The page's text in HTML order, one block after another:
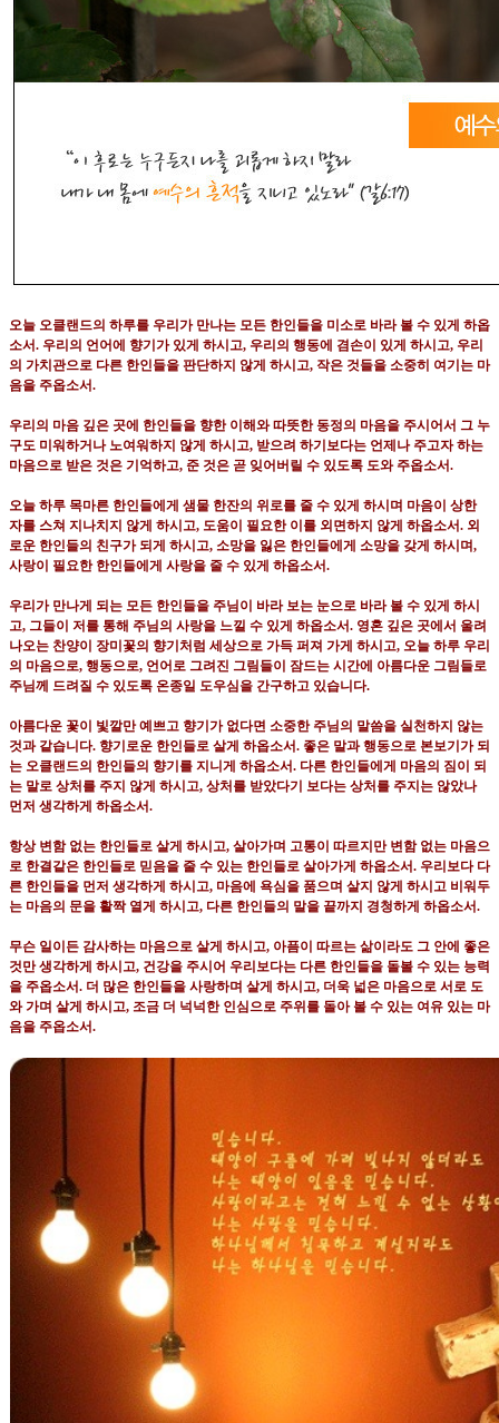
오늘 오클랜드의 하루를 우리가 만나는 모든 한인들을 미소로 바라 볼 수 있게 하옵
소서. 우리의 언어에 향기가 있게 하시고, 우리의 행동에 겸손이 있게 하시고, 우리
의 가치관으로 다른 한인들을 판단하지 않게 하시고, 작은 것들을 소중히 여기는 마
음을 주옵소서.
우리의 마음 깊은 곳에 한인들을 향한 이해와 따뜻한 동정의 마음을 주시어서 그 누
구도 미워하거나 노여워하지 않게 하시고, 받으려 하기보다는 언제나 주고자 하는
마음으로 받은 것은 기억하고, 준 것은 곧 잊어버릴 수 있도록 도와 주옵소서.
오늘 하루 목마른 한인들에게 샘물 한잔의 위로를 줄 수 있게 하시며 마음이 상한
자를 스쳐 지나치지 않게 하시고, 도움이 필요한 이를 외면하지 않게 하옵소서. 외
로운 한인들의 친구가 되게 하시고, 소망을 잃은 한인들에게 소망을 갖게 하시며,
사랑이 필요한 한인들에게 사랑을 줄 수 있게 하옵소서.
우리가 만나게 되는 모든 한인들을 주님이 바라 보는 눈으로 바라 볼 수 있게 하시
고, 그들이 저를 통해 주님의 사랑을 느낄 수 있게 하옵소서. 영혼 깊은 곳에서 울려
나오는 찬양이 장미꽃의 향기처럼 세상으로 가득 퍼져 가게 하시고, 오늘 하루 우리
의 마음으로, 행동으로, 언어로 그려진 그림들이 잠드는 시간에 아름다운 그림들로
주님께 드려질 수 있도록 온종일 도우심을 간구하고 있습니다.
아름다운 꽃이 빛깔만 예쁘고 향기가 없다면 소중한 주님의 말씀을 실천하지 않는
것과 같습니다. 향기로운 한인들로 살게 하옵소서. 좋은 말과 행동으로 본보기가 되
는 오클랜드의 한인들의 향기를 지니게 하옵소서. 다른 한인들에게 마음의 짐이 되
는 말로 상처를 주지 않게 하시고, 상처를 받았다기 보다는 상처를 주지는 않았나
먼저 생각하게 하옵소서.
항상 변함 없는 한인들로 살게 하시고, 살아가며 고통이 따르지만 변함 없는 마음으
로 한결같은 한인들로 믿음을 줄 수 있는 한인들로 살아가게 하옵소서. 우리보다 다
른 한인들을 먼저 생각하게 하시고, 마음에 욕심을 품으며 살지 않게 하시고 비워두
는 마음의 문을 활짝 열게 하시고, 다른 한인들의 말을 끝까지 경청하게 하옵소서.
무슨 일이든 감사하는 마음으로 살게 하시고, 아픔이 따르는 삶이라도 그 안에 좋은
것만 생각하게 하시고, 건강을 주시어 우리보다는 다른 한인들을 돌볼 수 있는 능력
을 주옵소서. 더 많은 한인들을 사랑하며 살게 하시고, 더욱 넓은 마음으로 서로 도
와 가며 살게 하시고, 조금 더 넉넉한 인심으로 주위를 돌아 볼 수 있는 여유 있는 마
음을 주옵소서.